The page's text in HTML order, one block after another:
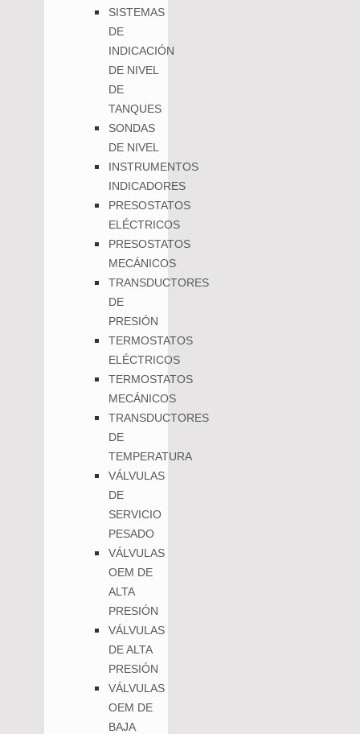
SISTEMAS
DE
INDICACIÓN
DE NIVEL
DE
TANQUES
SONDAS
DE NIVEL
INSTRUMENTOS
INDICADORES
PRESOSTATOS
ELÉCTRICOS
PRESOSTATOS
MECÁNICOS
TRANSDUCTORES
DE
PRESIÓN
TERMOSTATOS
ELÉCTRICOS
TERMOSTATOS
MECÁNICOS
TRANSDUCTORES
DE
TEMPERATURA
VÁLVULAS
DE
SERVICIO
PESADO
VÁLVULAS
OEM DE
ALTA
PRESIÓN
VÁLVULAS
DE ALTA
PRESIÓN
VÁLVULAS
OEM DE
BAJA